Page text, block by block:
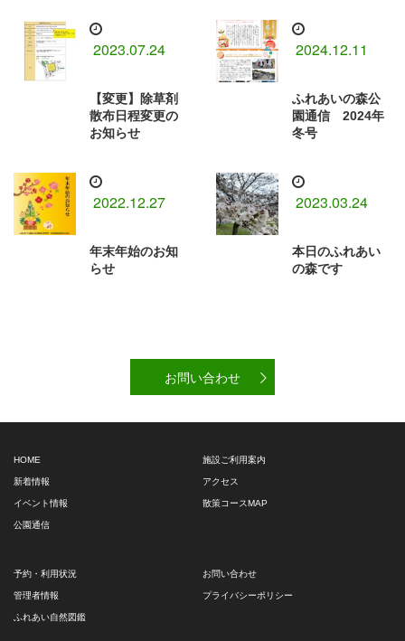
2023.07.24
【変更】除草剤
散布日程変更の
お知らせ
2024.12.11
ふれあいの森公
園通信 2024年
冬号
2022.12.27
年末年始のお知
らせ
2023.03.24
本日のふれあい
の森です
お問い合わせ
HOME
新着情報
イベント情報
公園通信
施設ご利用案内
アクセス
散策コースMAP
予約・利用状況
管理者情報
ふれあい自然図鑑
お問い合わせ
プライバシーポリシー